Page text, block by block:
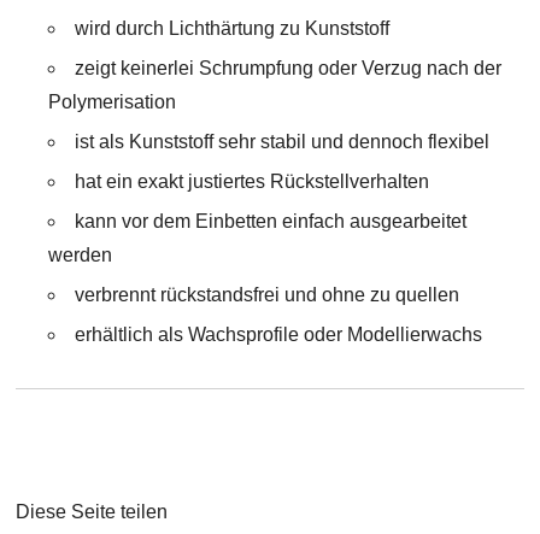
wird durch Lichthärtung zu Kunststoff
zeigt keinerlei Schrumpfung oder Verzug nach der
Polymerisation
ist als Kunststoff sehr stabil und dennoch flexibel
hat ein exakt justiertes Rückstellverhalten
kann vor dem Einbetten einfach ausgearbeitet
werden
verbrennt rückstandsfrei und ohne zu quellen
erhältlich als Wachsprofile oder Modellierwachs
Diese Seite teilen